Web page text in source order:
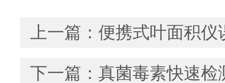
上一篇： 便携式叶面积仪
下一篇： 真菌毒素快速检